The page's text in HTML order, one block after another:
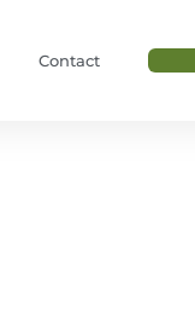
Contact